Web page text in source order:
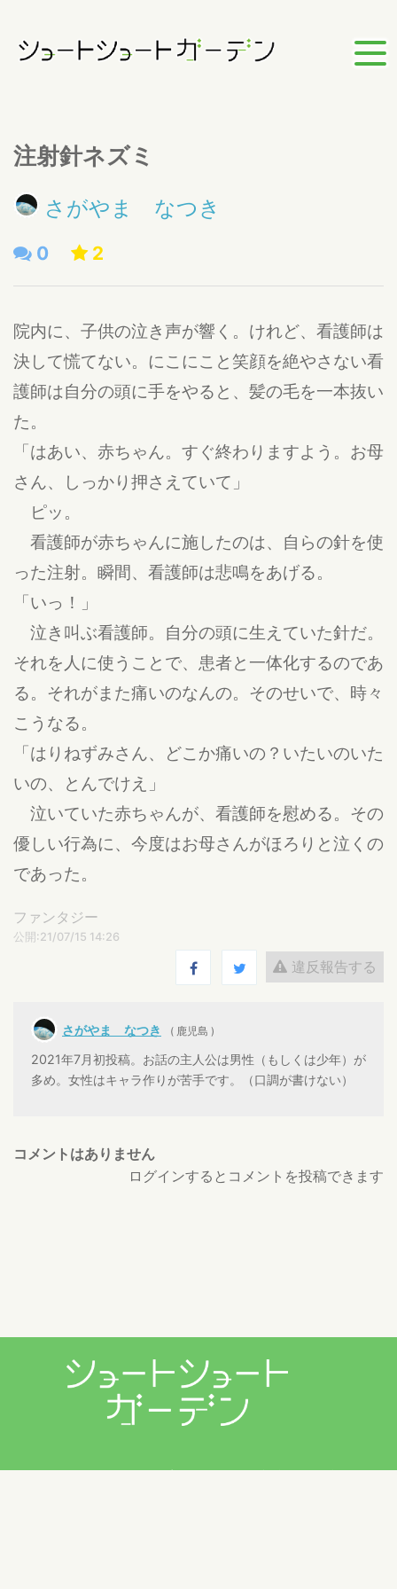
注射針ネズミ
さがやま なつき
0 2
院内に、子供の泣き声が響く。けれど、看護師は
決して慌てない。にこにこと笑顔を絶やさない看
護師は自分の頭に手をやると、髪の毛を一本抜い
た。
「はあい、赤ちゃん。すぐ終わりますよう。お母
さん、しっかり押さえていて」
ピッ。
看護師が赤ちゃんに施したのは、自らの針を使
った注射。瞬間、看護師は悲鳴をあげる。
「いっ！」
泣き叫ぶ看護師。自分の頭に生えていた針だ。
それを人に使うことで、患者と一体化するのであ
る。それがまた痛いのなんの。そのせいで、時々
こうなる。
「はりねずみさん、どこか痛いの？いたいのいた
いの、とんでけえ」
泣いていた赤ちゃんが、看護師を慰める。その
優しい行為に、今度はお母さんがほろりと泣くの
であった。
ファンタジー
公開:21/07/15 14:26
違反報告する
さがやま なつき ( 鹿児島 )
2021年7月初投稿。お話の主人公は男性（もしくは少年）が
多め。女性はキャラ作りが苦手です。（口調が書けない）
コメントはありません
ログインするとコメントを投稿できます
プライバシーポリシー 利用規約 お問い合わせ